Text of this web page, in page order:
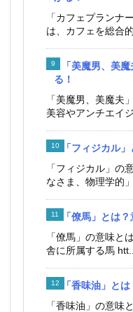
「カフェプランナ
は、カフェを総合
「美魔男、美
る！
「美魔男、美魔夫
美容やアンチエイ
「フィジカル
「フィジカル」の
なさま、物理学的
「僚馬」とは
「僚馬」の意味と
舎に所属する馬 htt...
「香味油」と
「香味油」の意味